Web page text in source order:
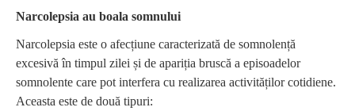
Narcolepsia au boala somnului
Narcolepsia este o afecțiune caracterizată de somnolență
excesivă în timpul zilei și de apariția bruscă a episoadelor
somnolente care pot interfera cu realizarea activităților cotidiene.
Aceasta este de două tipuri: